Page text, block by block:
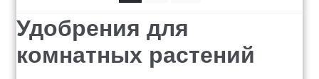
Удобрения для
комнатных растений